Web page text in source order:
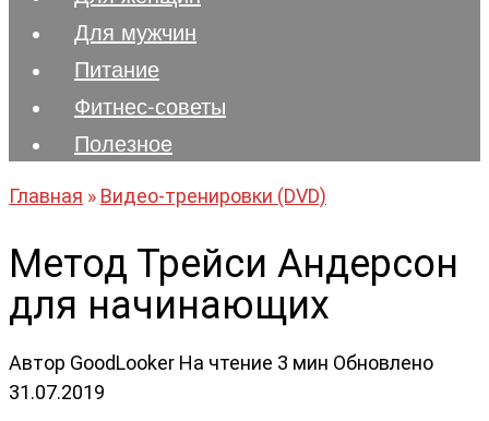
Для мужчин
Питание
Фитнес-советы
Полезноe
Главная » Видео-тренировки (DVD)
Метод Трейси Андерсон
для начинающих
Автор GoodLooker На чтение 3 мин Обновлено
31.07.2019